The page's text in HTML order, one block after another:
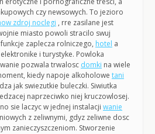
czy newsowych. To jezioro
zdroj noclegi , rre zasilane jest
miasto powoli stracilo swuj
zaplecza rolniczego, hotel a
i turystyke. Powloka
pozwala trwalosc domki na wiele
kiedy napoje alkoholowe tani
jak swiezutkie buleczki. Siwiutka
naprzeciwko niej kruczowlosej.
sie laczyc w jednej instalacji wanie
z zeliwnymi, gdyz zeliwne dosc
zanieczyszczeniom. Stworzenie